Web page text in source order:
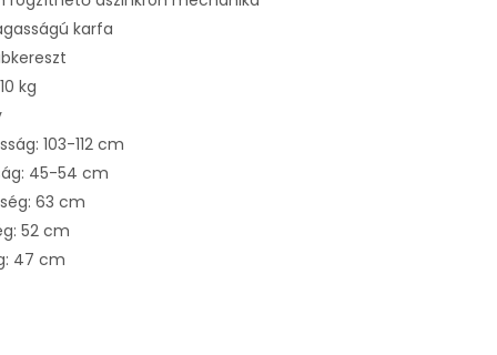
karfa
kg
103-112 cm
45-54 cm
63 cm
52 cm
47 cm